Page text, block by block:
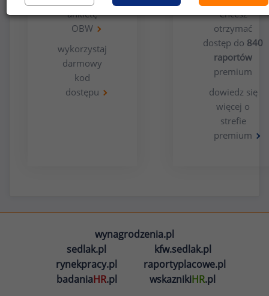
ankietę
OBW
wykorzystaj
darmowy
kod
dostępu
Chcesz
otrzymać
dostęp do 840
raportów
premium
dowiedz się
więcej o
strefie
premium
wynagrodzenia.pl
sedlak.pl
kfw.sedlak.pl
rynekpracy.pl
raportyplacowe.pl
badaniaHR.pl wskaznikiHR.pl